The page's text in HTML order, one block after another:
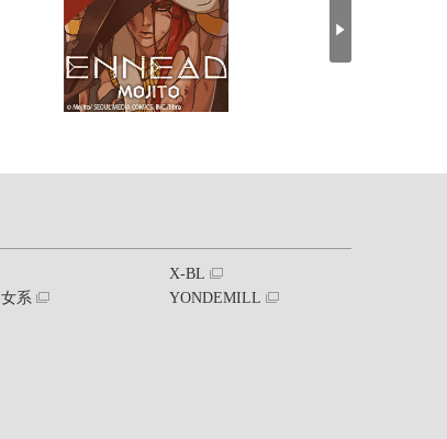
系
X-BL
YONDEMILL